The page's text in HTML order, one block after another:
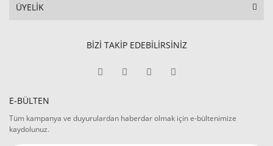
ÜYELİK
BİZİ TAKİP EDEBİLİRSİNİZ
E-BÜLTEN
Tüm kampanya ve duyurulardan haberdar olmak için e-bültenimize
kaydolunuz.